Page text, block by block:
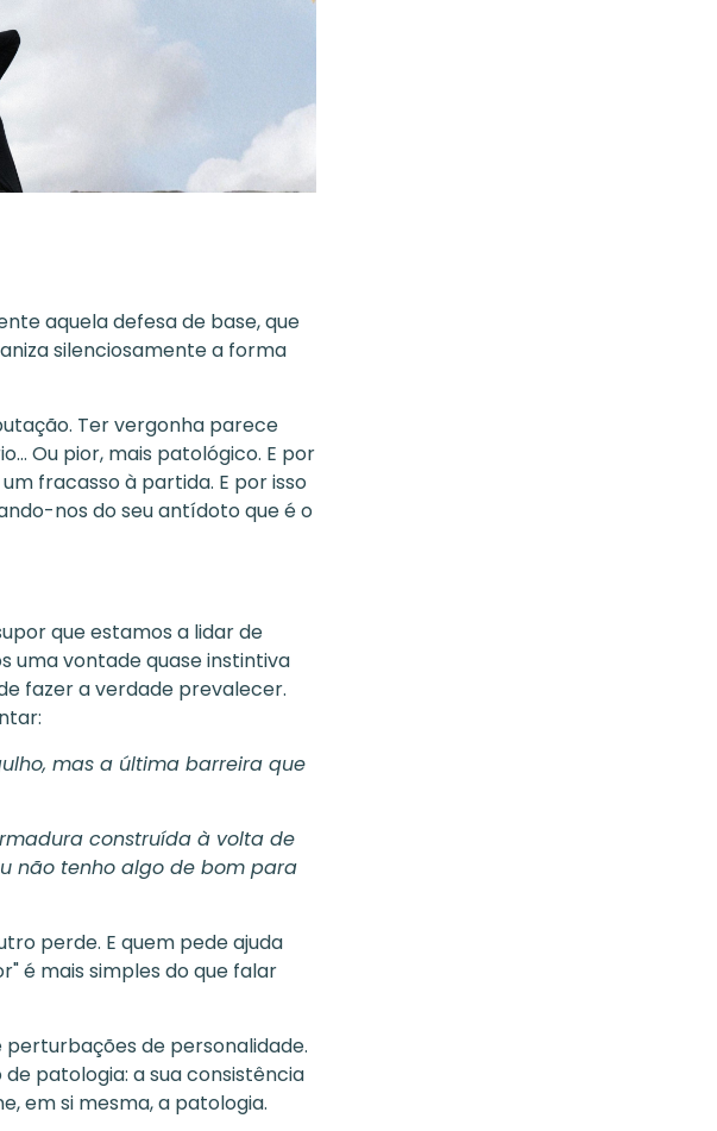
aquela defesa de base, que
silenciosamente a forma
Ter vergonha parece
Ou pior, mais patológico. E por
fracasso à partida. E por isso
nos do seu antídoto que é o
que estamos a lidar de
uma vontade quase instintiva
fazer a verdade prevalecer.
mas a última barreira que
construída à volta de
não tenho algo de bom para
perde. E quem pede ajuda
é mais simples do que falar
de personalidade.
patologia: a sua consistência
em si mesma, a patologia.